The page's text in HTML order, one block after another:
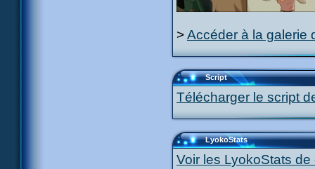
>Accéder à la galerie
Script
Télécharger le script
LyokoStats
Voir les LyokoStats